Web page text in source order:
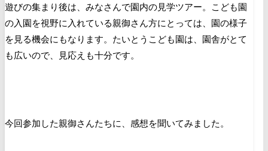
遊びの集まり後は、みなさんで園内の見学ツアー。こども園
の入園を視野に入れている親御さん方にとっては、園の様子
を見る機会にもなります。たいとうこども園は、園舎がとて
も広いので、見応えも十分です。
今回参加した親御さんたちに、感想を聞いてみました。